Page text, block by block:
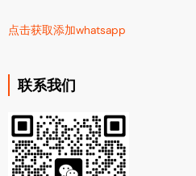
点击获取添加whatsapp
联系我们